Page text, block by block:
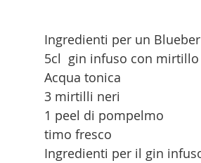
Ingredienti per un
5cl  gin infuso con
Acqua tonica
3 mirtilli neri
1 peel di pompelmo
timo fresco
Ingredienti per il gin